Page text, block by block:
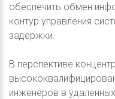
обеспечить обмен
контур управления
задержки.
В перспективе
инженеров в